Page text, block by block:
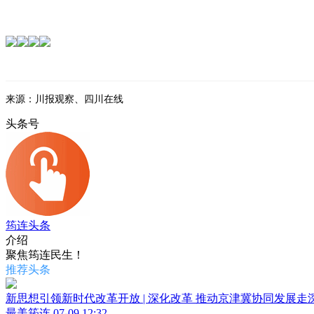
来源：川报观察、四川在线
头条号
筠连头条
介绍
聚焦筠连民生！
推荐头条
新思想引领新时代改革开放 | 深化改革 推动京津冀协同发展走